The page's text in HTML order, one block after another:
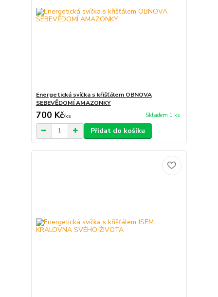
Energetická svíčka s křišťálem OBNOVA
SEBEVĚDOMÍ AMAZONKY
700 Kč/ks Skladem 1 ks
Přidat do košíku